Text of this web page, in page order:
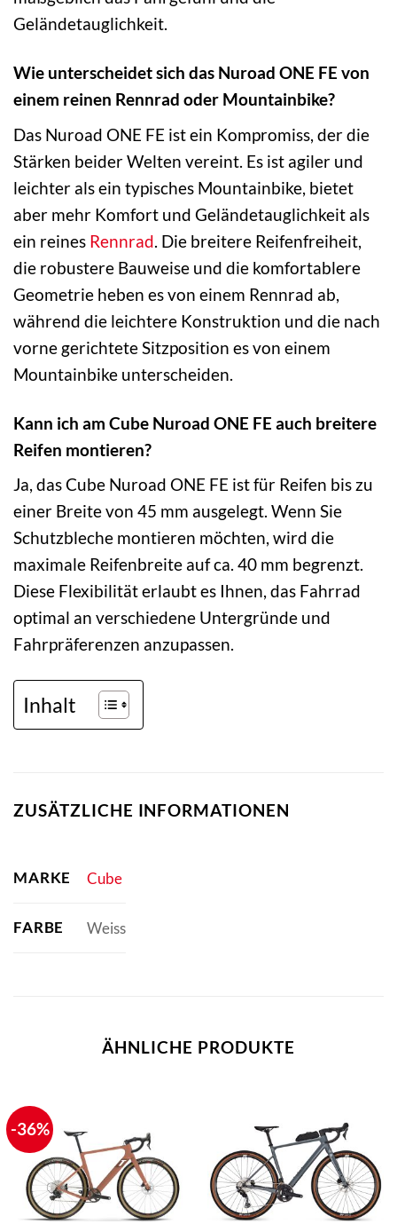
Geländetauglichkeit.
Wie unterscheidet sich das Nuroad ONE FE von
einem reinen Rennrad oder Mountainbike?
Das Nuroad ONE FE ist ein Kompromiss, der die
Stärken beider Welten vereint. Es ist agiler und
leichter als ein typisches Mountainbike, bietet
aber mehr Komfort und Geländetauglichkeit als
ein reines Rennrad . Die breitere Reifenfreiheit,
die robustere Bauweise und die komfortablere
Geometrie heben es von einem Rennrad ab,
während die leichtere Konstruktion und die nach
vorne gerichtete Sitzposition es von einem
Mountainbike unterscheiden.
Kann ich am Cube Nuroad ONE FE auch breitere
Reifen montieren?
Ja, das Cube Nuroad ONE FE ist für Reifen bis zu
einer Breite von 45 mm ausgelegt. Wenn Sie
Schutzbleche montieren möchten, wird die
maximale Reifenbreite auf ca. 40 mm begrenzt.
Diese Flexibilität erlaubt es Ihnen, das Fahrrad
optimal an verschiedene Untergründe und
Fahrpräferenzen anzupassen.
Inhalt
ZUSÄTZLICHE INFORMATIONEN
MARKE Cube
FARBE Weiss
ÄHNLICHE PRODUKTE
-36%